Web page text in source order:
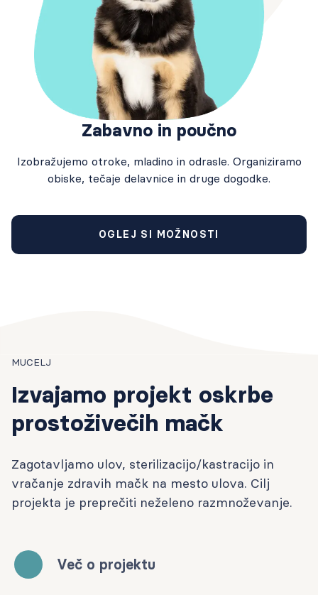
Zabavno in poučno
Izobražujemo otroke, mladino in odrasle. Organiziramo
obiske, tečaje delavnice in druge dogodke.
OGLEJ SI MOŽNOSTI
MUCELJ
Izvajamo projekt oskrbe
prostoživečih mačk
Zagotavljamo ulov, sterilizacijo/kastracijo in
vračanje zdravih mačk na mesto ulova. Cilj
projekta je preprečiti neželeno razmnoževanje.
Več o projektu